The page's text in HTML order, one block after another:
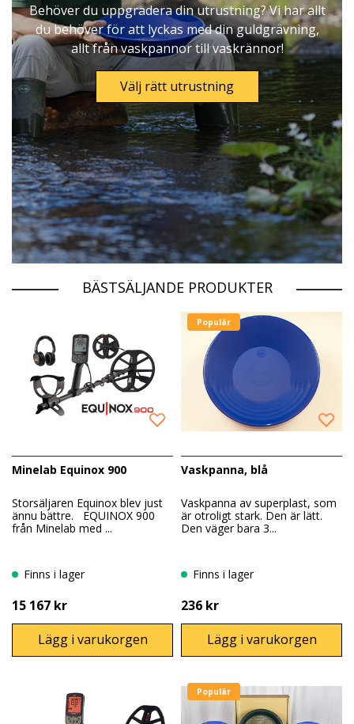
Behöver du uppgradera din utrustning? Vi har allt
du behöver för att lyckas med din guldgrävning,
allt från vaskpannor till vaskrännor!
Välj rätt utrustning
BÄSTSÄLJANDE PRODUKTER
Minelab Equinox 900
Storsäljaren Equinox blev just
ännu bättre. EQUINOX 900
från Minelab med ...
Finns i lager
15 167 kr
Lägg i varukorgen
Populär
Vaskpanna, blå
Vaskpanna av superplast, som
är otroligt stark. Den är lätt.
Den väger bara 3...
Finns i lager
236 kr
Lägg i varukorgen
Populär